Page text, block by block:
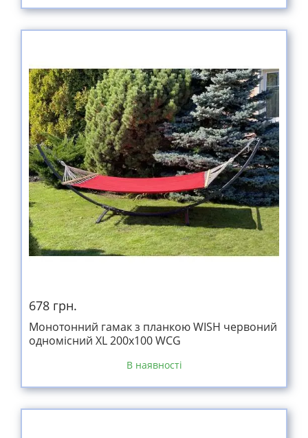
678 грн.
Монотонний гамак з планкою WISH червоний
одномісний XL 200х100 WCG
В наявності